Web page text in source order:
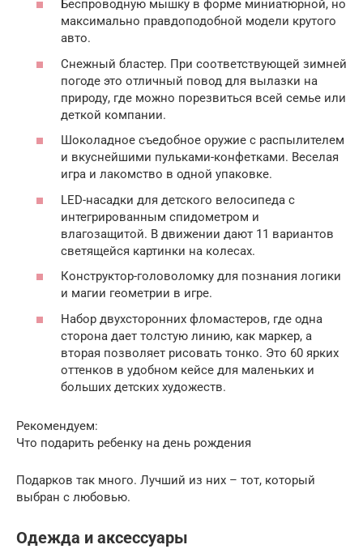
Беспроводную мышку в форме миниатюрной, но
максимально правдоподобной модели крутого
авто.
Снежный бластер. При соответствующей зимней
погоде это отличный повод для вылазки на
природу, где можно порезвиться всей семье или
деткой компании.
Шоколадное съедобное оружие с распылителем
и вкуснейшими пульками-конфетками. Веселая
игра и лакомство в одной упаковке.
LED-насадки для детского велосипеда с
интегрированным спидометром и
влагозащитой. В движении дают 11 вариантов
светящейся картинки на колесах.
Конструктор-головоломку для познания логики
и магии геометрии в игре.
Набор двухсторонних фломастеров, где одна
сторона дает толстую линию, как маркер, а
вторая позволяет рисовать тонко. Это 60 ярких
оттенков в удобном кейсе для маленьких и
больших детских художеств.
Рекомендуем:
Что подарить ребенку на день рождения
Подарков так много. Лучший из них – тот, который
выбран с любовью.
Одежда и аксессуары